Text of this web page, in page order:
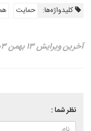
کلیدواژه‌ها: حمایت
آخرین ویرایش ۱۳ بهمن ۱۴۰۳
نظر شما :